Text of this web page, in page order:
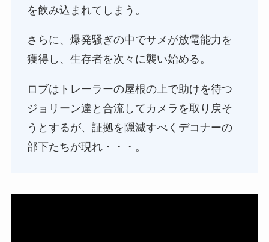
を飲み込まれてしまう。
さらに、爆発騒ぎの中でサメが放電能力を
獲得し、生存者を次々に襲い始める。
ロブはトレーラーの屋根の上で助けを待つ
ジョリーン達と合流してカメラを取り戻そ
うとするが、証拠を隠滅すべくデコナーの
部下たちが現れ・・・。